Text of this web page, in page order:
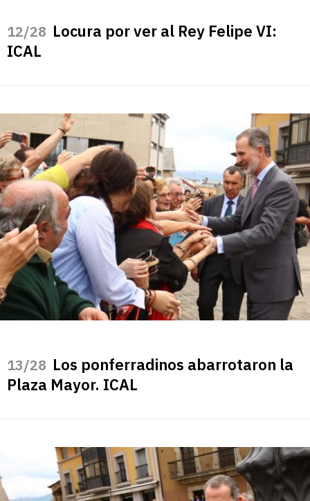
/28 Locura por ver al Rey Felipe VI:
ICAL
/28 Los ponferradinos abarrotaron la
Plaza Mayor. ICAL